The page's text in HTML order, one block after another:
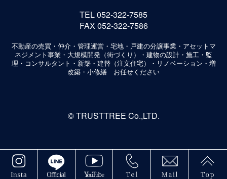
TEL 052-322-7585
FAX 052-322-7586
不動産の売買・仲介・管理運営・宅地・戸建の分譲事業・アセットマ
ネジメント事業・大規模開発（街づくり）・建物の設計・施工・監
理・コンサルタント・新築・建替（注文住宅）・リノベーション・増
改築・小修繕 お任せください
©TRUSTTREE Co.,LTD.